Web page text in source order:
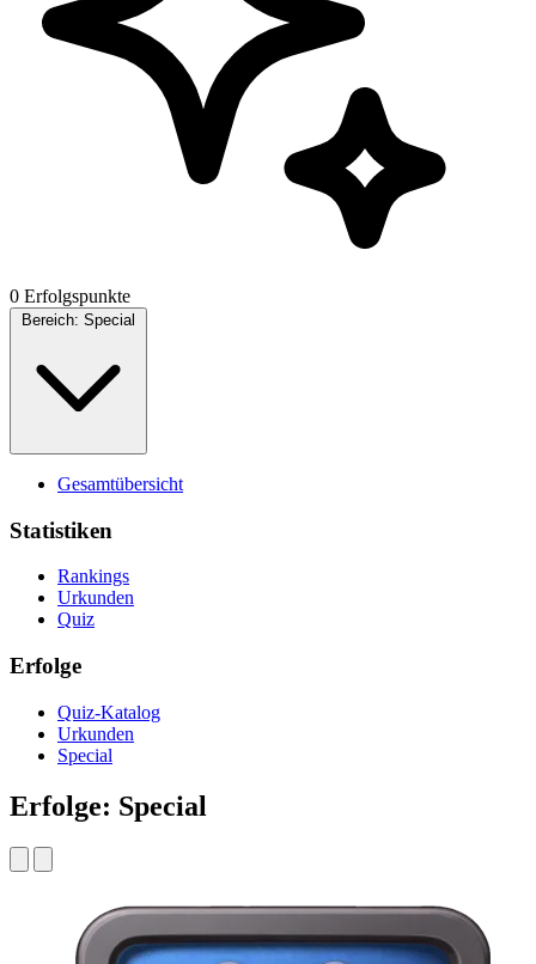
0 Erfolgspunkte
Bereich: Special
Gesamtübersicht
Statistiken
Rankings
Urkunden
Quiz
Erfolge
Quiz-Katalog
Urkunden
Special
Erfolge: Special